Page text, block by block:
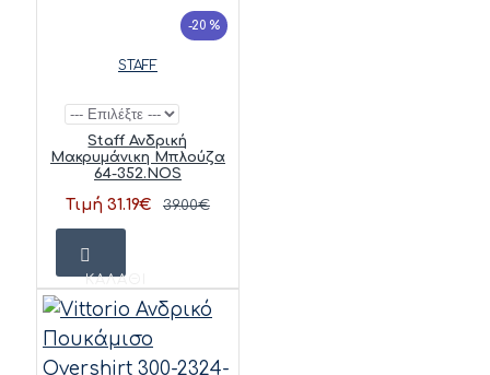
-20 %
STAFF
Staff Ανδρική
Μακρυμάνικη Μπλούζα
64-352.NOS
Τιμή 31.19€ 39.00€
ΚΑΛΆΘΙ